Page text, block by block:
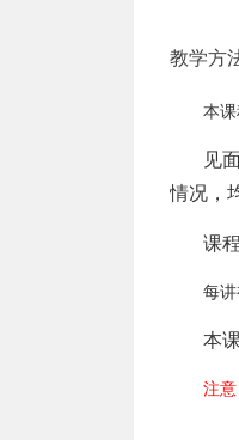
教学方
本课
见
情况，
课
每
本
注意